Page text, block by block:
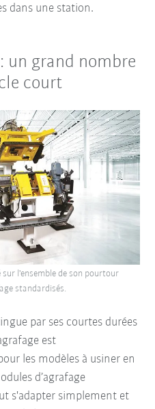
dans une station.
un grand nombre
court
par ses courtes durées
est
les modèles à usiner en
d’agrafage
s'adapter simplement et
sur l'ensemble de son pourtour
standardisés.